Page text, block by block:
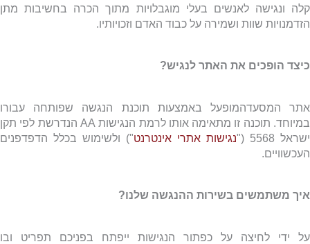
קלה ונגישה לאנשים בעלי מוגבלויות מתוך הכרה בחשיבות מתן
הזדמנויות שוות ושמירה על כבוד האדם וזכויותיו.
כיצד הופכים את האתר לנגיש?
אתר המסעדהמופעל באמצעות תוכנת הנגשה שפותחה עבורו
במיוחד. תוכנה זו מתאימה אותו לרמת הנגישות AA הנדרשת לפי תקן
ישראל 5568 ("
נגישות אתרי אינטרנט") ולשימוש בכלל הדפדפנים
העכשוויים.
איך משתמשים בשירות ההנגשה שלנו?
על ידי לחיצה על כפתור הנגישות ייפתח בפניכם תפריט ובו